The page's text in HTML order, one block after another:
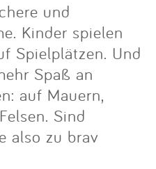
und
Kinder spielen
Spielplätzen. Und
Spaß an
auf Mauern,
Sind
also zu brav